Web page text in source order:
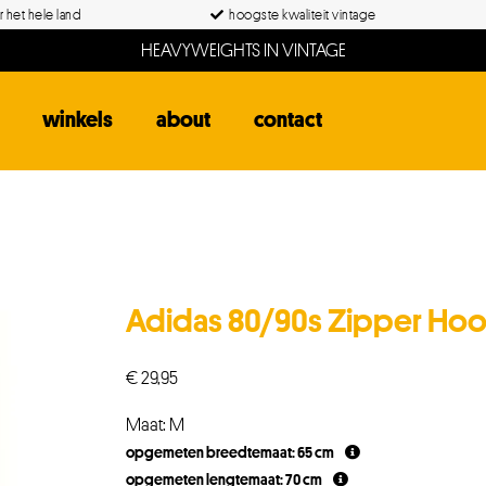
het hele land hoogste kwaliteit vintage
HEAVYWEIGHTS IN VINTAGE
winkels about contact
Adidas 80/90s Zipper
€29,95
Maat: M
opgemeten breedtemaat: 65 cm
opgemeten lengtemaat: 70 cm